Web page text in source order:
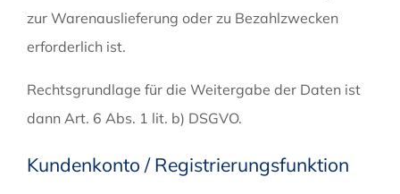
zur Warenauslieferung oder zu Bezahlzwecken
erforderlich ist.
Rechtsgrundlage für die Weitergabe der Daten ist
dann Art. 6 Abs. 1 lit. b) DSGVO.
Kundenkonto / Registrierungsfunktion